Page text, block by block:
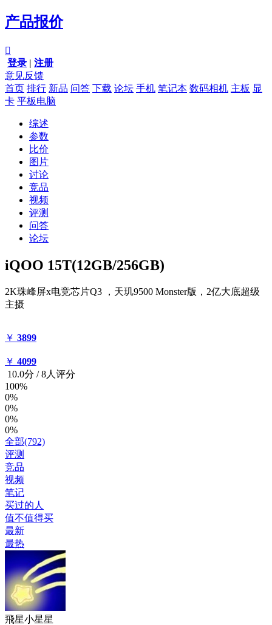
产品报价

登录 | 注册
意见反馈
首页 排行 新品 问答 下载 论坛 手机 笔记本 数码相机 主板 显
卡 平板电脑
综述
参数
比价
图片
讨论
竞品
视频
评测
问答
论坛
iQOO 15T(12GB/256GB)
2K珠峰屏x电竞芯片Q3 ，天玑9500 Monster版，2亿大底超级
主摄
￥ 3899
￥ 4099
10.0分 /8人评分
100%
0%
0%
0%
0%
全部(792)
评测
竞品
视频
笔记
买过的人
值不值得买
最新
最热
飛星小星星